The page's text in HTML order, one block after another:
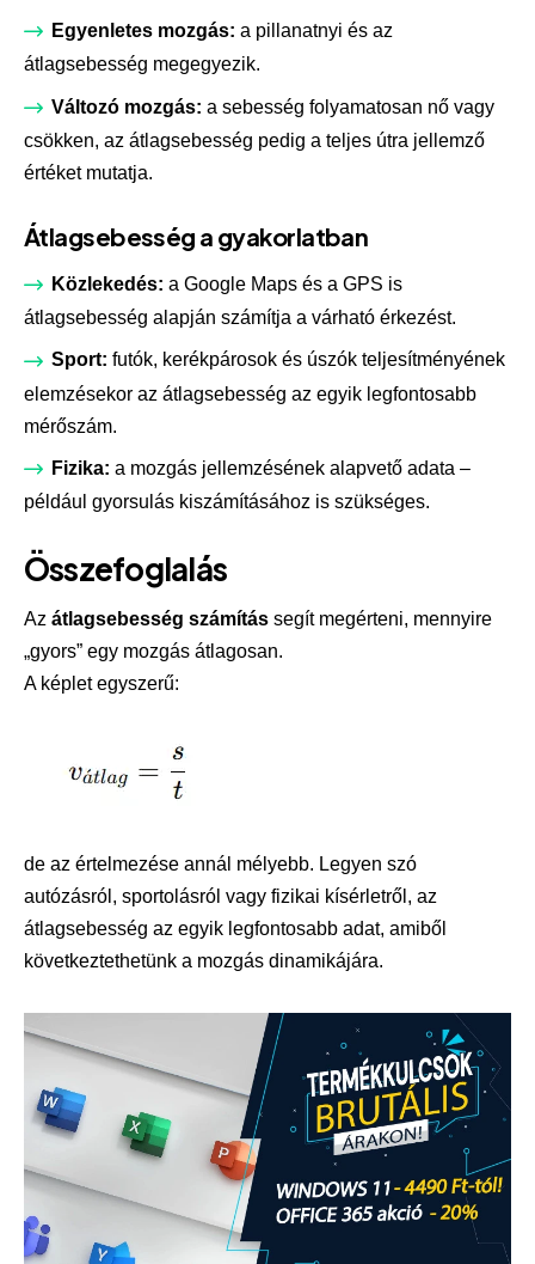
Egyenletes mozgás: a pillanatnyi és az
átlagsebesség megegyezik.
Változó mozgás: a sebesség folyamatosan nő vagy
csökken, az átlagsebesség pedig a teljes útra jellemző
értéket mutatja.
Átlagsebesség a gyakorlatban
Közlekedés: a Google Maps és a GPS is
átlagsebesség alapján számítja a várható érkezést.
Sport: futók, kerékpárosok és úszók teljesítményének
elemzésekor az átlagsebesség az egyik legfontosabb
mérőszám.
Fizika: a mozgás jellemzésének alapvető adata –
például gyorsulás kiszámításához is szükséges.
Összefoglalás
Az átlagsebesség számítás segít megérteni, mennyire
„gyors” egy mozgás átlagosan.
A képlet egyszerű:
de az értelmezése annál mélyebb. Legyen szó
autózásról, sportolásról vagy fizikai kísérletről, az
átlagsebesség az egyik legfontosabb adat, amiből
következtethetünk a mozgás dinamikájára.